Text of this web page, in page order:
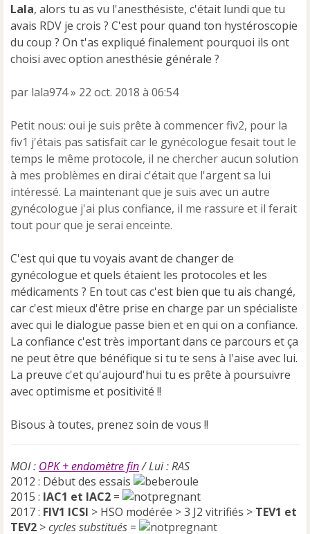
Lala, alors tu as vu l'anesthésiste, c'était lundi que tu
avais RDV je crois ? C'est pour quand ton hystéroscopie
du coup ? On t'as expliqué finalement pourquoi ils ont
choisi avec option anesthésie générale ?
par lala974 » 22 oct. 2018 à 06:54
Petit nous: oui je suis prête à commencer fiv2, pour la
fiv1 j'étais pas satisfait car le gynécologue fesait tout le
temps le même protocole, il ne chercher aucun solution
à mes problèmes en dirai c'était que l'argent sa lui
intéressé. La maintenant que je suis avec un autre
gynécologue j'ai plus confiance, il me rassure et il ferait
tout pour que je serai enceinte.
C'est qui que tu voyais avant de changer de
gynécologue et quels étaient les protocoles et les
médicaments ? En tout cas c'est bien que tu ais changé,
car c'est mieux d'être prise en charge par un spécialiste
avec qui le dialogue passe bien et en qui on a confiance.
La confiance c'est très important dans ce parcours et ça
ne peut être que bénéfique si tu te sens à l'aise avec lui.
La preuve c'et qu'aujourd'hui tu es prête à poursuivre
avec optimisme et positivité !!
Bisous à toutes, prenez soin de vous !!
MOI : OPK + endomètre fin/ Lui : RAS
2012 : Début des essais
2015 : IAC1 et IAC2 =
2017 : FIV1 ICSI > HSO modérée > 3 J2 vitrifiés > TEV1 et
TEV2 >cycles substitués =